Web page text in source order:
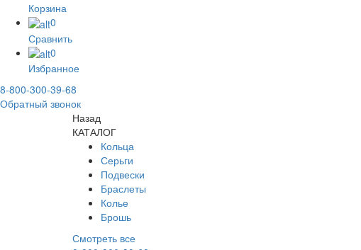
Корзина
0
Сравнить
0
Избранное
8-800-300-39-68
Обратный звонок
Назад
КАТАЛОГ
Кольца
Серьги
Подвески
Браслеты
Колье
Брошь
Смотреть все